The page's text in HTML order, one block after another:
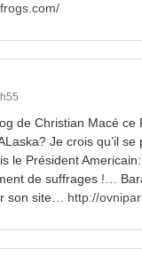
de Christian Macé
Je crois qu’il
le Président
de suffrages !…
son site… http://